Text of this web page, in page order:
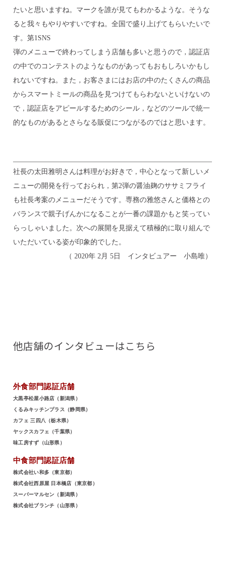
たいと思いますね。マークを誰が見てもわかるような。そうな
ると我々もやりやすいですね。全国で盛り上げてもらいたいで
す。第1SNS
弾のメニューで終わってしまう店舗も多いと思うので，認証店
の中でのコンテストのようなものがあってもおもしろいかもし
れないですね。また，お客さまにはお店の中のたくさんの商品
からスマートミールの商品を見つけてもらわないといけないの
で，認証店をアピールするためのシール，などのツールで統一
的なものがあるとさらなる販促につながるのではと思います。
社長の太田雅明さんは料理がお好きで，中心となって新しいメ
ニューの開発を行っておられ，第2弾の醤油麹のササミフライ
も社長考案のメニューだそうです。専務の雅悠さんと価格との
バランスで親子げんかになることが一番の課題かもと笑ってい
らっしゃいました。次への展開を見据えて積極的に取り組んで
いただいている姿が印象的でした。
（ 2020年 2 月 5日 インタビュアー 小島唯）
他店舗のインタビューはこちら
外食部門認証店舗
大黒亭松屋小路店（新潟県）
くるみキッチンプラス（静岡県）
カフェ 三四八（栃木県）
ヤックスカフェ（千葉県）
味工房すず（山形県）
中食部門認証店舗
株式会社い和多（東京都）
株式会社西原屋 日本橋店（東京都）
スーパーマルセン（新潟県）
株式会社ブランチ（山形県）